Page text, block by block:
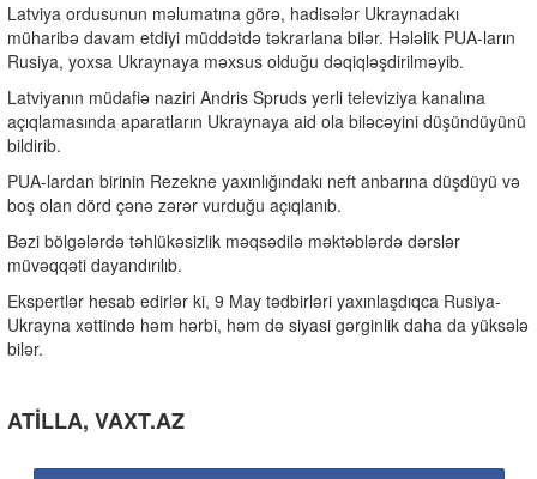
Latviya ordusunun məlumatına görə, hadisələr Ukraynadakı
müharibə davam etdiyi müddətdə təkrarlana bilər. Hələlik PUA-ların
Rusiya, yoxsa Ukraynaya məxsus olduğu dəqiqləşdirilməyib.
Latviyanın müdafiə naziri Andris Spruds yerli televiziya kanalına
açıqlamasında aparatların Ukraynaya aid ola biləcəyini düşündüyünü
bildirib.
PUA-lardan birinin Rezekne yaxınlığındakı neft anbarına düşdüyü və
boş olan dörd çənə zərər vurduğu açıqlanıb.
Bəzi bölgələrdə təhlükəsizlik məqsədilə məktəblərdə dərslər
müvəqqəti dayandırılıb.
Ekspertlər hesab edirlər ki, 9 May tədbirləri yaxınlaşdıqca Rusiya-
Ukrayna xəttində həm hərbi, həm də siyasi gərginlik daha da yüksələ
bilər.
ATİLLA, VAXT.AZ